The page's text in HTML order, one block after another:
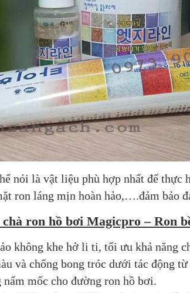
nói là vật liệu phù hợp nhất để
ron láng mịn hoàn hảo,….đảm bảo
chà ron hồ bơi Magicpro – Ron
không khe hở li ti, tối ưu khả năng
và chống bong tróc dưới tác động
mốc cho đường ron hồ bơi.